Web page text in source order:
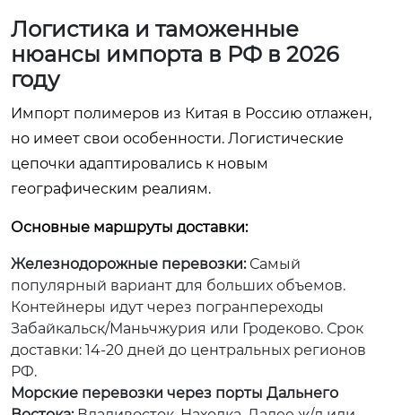
Логистика и таможенные
нюансы импорта в РФ в 2026
году
Импорт полимеров из Китая в Россию отлажен,
но имеет свои особенности. Логистические
цепочки адаптировались к новым
географическим реалиям.
Основные маршруты доставки:
Железнодорожные перевозки:Самый
популярный вариант для больших объемов.
Контейнеры идут через погранпереходы
Забайкальск/Маньчжурия или Гродеково. Срок
доставки: 14-20 дней до центральных регионов
РФ.
Морские перевозки через порты Дальнего